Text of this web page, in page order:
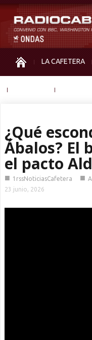
LA CAFETERA
¿Qué
Ábalos? El
el pacto
■ 1rssNoticiasCafetera ■
23 junio, 2026